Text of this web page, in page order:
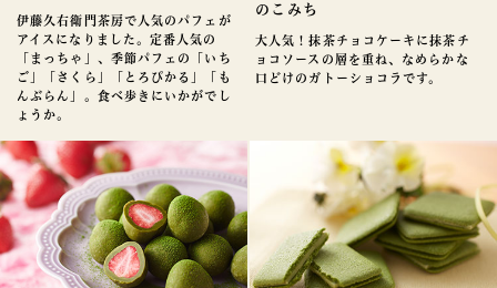
伊藤久右衛門茶房で人気のパフェが
アイスになりました。定番人気の
「まっちゃ」、季節パフェの「いち
ご」「さくら」「とろぴかる」「も
んぶらん」。食べ歩きにいかがでし
ょうか。
のこみち
大人気！抹茶チョコケーキに抹茶チ
ョコソースの層を重ね、なめらかな
口どけのガトーショコラです。